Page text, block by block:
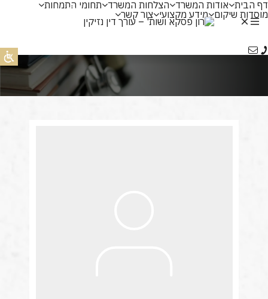
דף הבית אודות המשרד הצלחות המשרד תחומי התמחות
מוסדות שיקום מידע מקצועי צור קשר